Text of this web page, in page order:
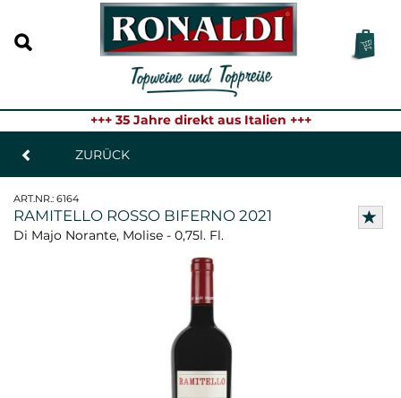
+++ 35 Jahre direkt aus Italien +++
ZURÜCK
ART.NR.: 6164
RAMITELLO ROSSO BIFERNO 2021
Di Majo Norante, Molise - 0,75l. Fl.